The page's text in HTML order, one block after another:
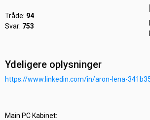
Tråde: 94
Svar: 753
Ydeligere oplysninger
https://www.linkedin.com/in/aron-lena-
Main PC Kabinet: